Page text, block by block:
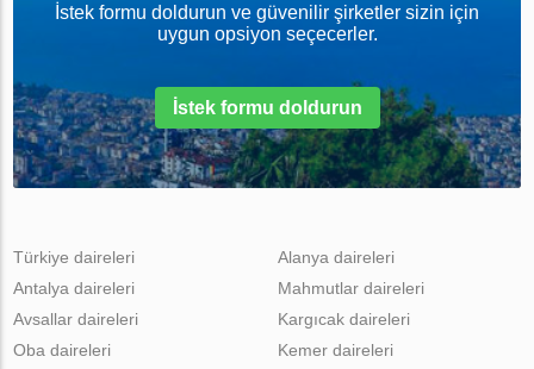
İstek formu doldurun ve güvenilir şirketler sizin için
uygun opsiyon seçecerler.
İstek formu doldurun
Türkiye daireleri
Antalya daireleri
Avsallar daireleri
Oba daireleri
Alanya daireleri
Mahmutlar daireleri
Kargıcak daireleri
Kemer daireleri